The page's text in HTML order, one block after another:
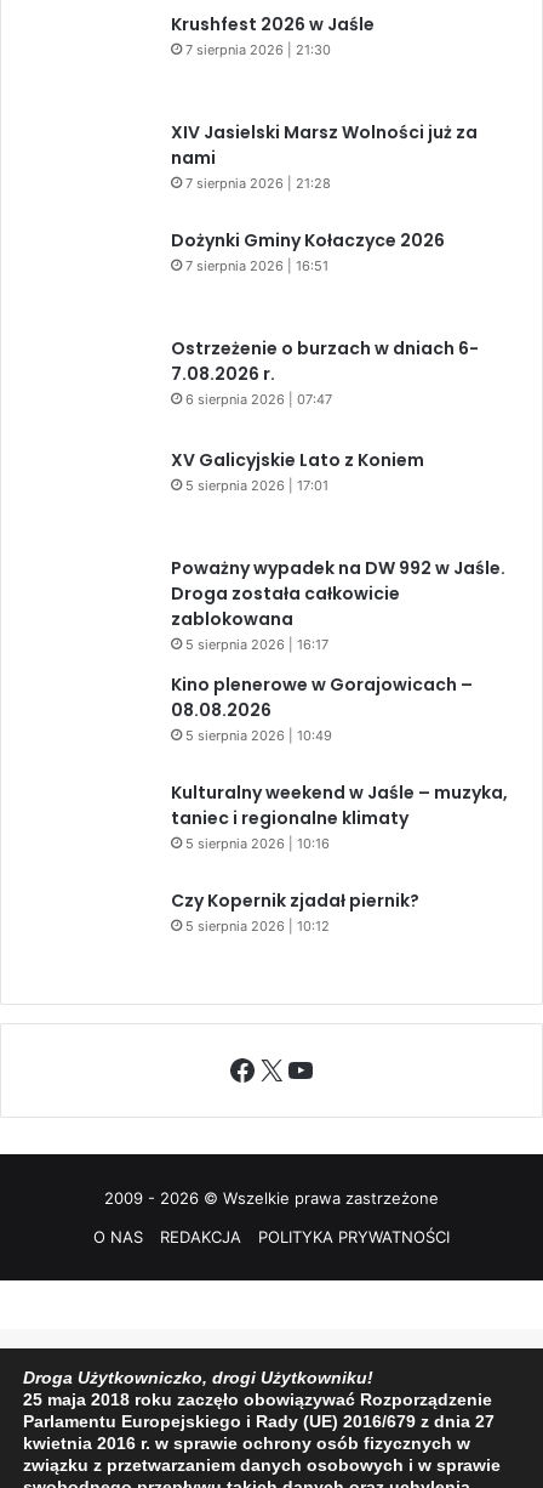
Krushfest 2026 w Jaśle
7 sierpnia 2026 | 21:30
XIV Jasielski Marsz Wolności już za
nami
7 sierpnia 2026 | 21:28
Dożynki Gminy Kołaczyce 2026
7 sierpnia 2026 | 16:51
Ostrzeżenie o burzach w dniach 6-
7.08.2026 r.
6 sierpnia 2026 | 07:47
XV Galicyjskie Lato z Koniem
5 sierpnia 2026 | 17:01
Poważny wypadek na DW 992 w Jaśle.
Droga została całkowicie
zablokowana
5 sierpnia 2026 | 16:17
Kino plenerowe w Gorajowicach –
08.08.2026
5 sierpnia 2026 | 10:49
Kulturalny weekend w Jaśle – muzyka,
taniec i regionalne klimaty
5 sierpnia 2026 | 10:16
Czy Kopernik zjadał piernik?
5 sierpnia 2026 | 10:12
Facebook
X YouTube
2009 - 2026 © Wszelkie prawa zastrzeżone
O NAS
REDAKCJA POLITYKA PRYWATNOŚCI
Droga Użytkowniczko, drogi Użytkowniku!
25 maja 2018 roku zaczęło obowiązywać Rozporządzenie
Parlamentu Europejskiego i Rady (UE) 2016/679 z dnia 27
kwietnia 2016 r. w sprawie ochrony osób fizycznych w
związku z przetwarzaniem danych osobowych i w sprawie